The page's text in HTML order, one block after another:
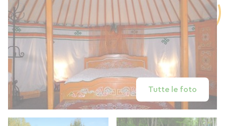
Tutte le foto